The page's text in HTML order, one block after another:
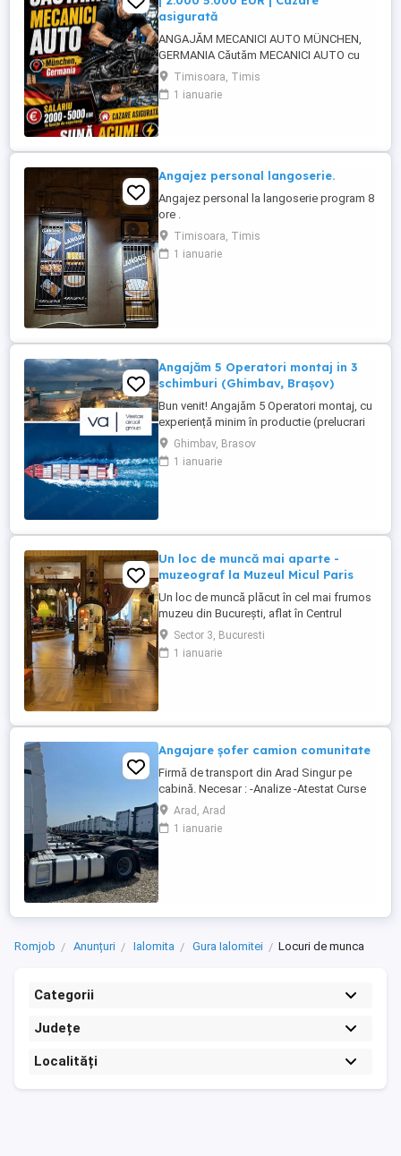
asigurată
ANGAJĂM MECANICI AUTO MÜNCHEN,
GERMANIA Căutăm MECANICI AUTO cu
experiență pentru activitate în München,
Germania. SALARIU: între 2.000 și 5.000
EUR, în funcție de experiență și nivelul de
experiență în domeniul mecanicii ...
Timisoara, Timis
1 ianuarie
Angajez personal langoserie.
Angajez personal la langoserie program 8
ore .
Timisoara, Timis
1 ianuarie
Angajăm 5 Operatori montaj in 3
schimburi (Ghimbav, Brașov)
Bun venit! Angajăm 5 Operatori montaj, cu
experiență minim în productie (prelucrari
prin aschiere). Căutăm persoane serioase,
dornice să învețe și să muncească, se va
oferi instruire la locul de muncă. Program:
Ghimbav, Brasov
1 ianuarie
Un loc de muncă mai aparte -
muzeograf la Muzeul Micul Paris
Un loc de muncă plăcut în cel mai frumos
muzeu din București, aflat în Centrul
Istoric. Jobul presupune primirea
vizitatorilor, limba engleză, realizarea unei
prezentări care se învață, vocabular bogat,
Sector 3, Bucuresti
1 ianuarie
Angajare șofer camion comunitate
Firmă de transport din Arad Singur pe
cabină. Necesar : -Analize -Atestat Curse
circuit in 15 zile 3 zile libere 30 zile 7 zile
libere 8 săptămâni 14 zile libere
Austria,Cehia,Germania,Belgia, Franța,
Arad, Arad
1 ianuarie
Romjob Anunțuri Ialomita Gura Ialomitei Locuri de munca
Categorii
Județe
Localități